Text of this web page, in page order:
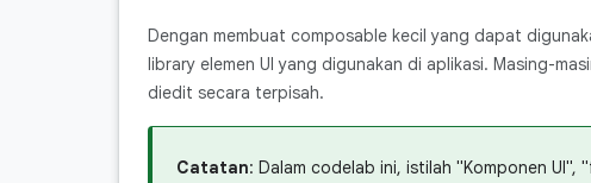
Dengan membuat composable kecil yang dapat
library elemen UI yang digunakan di aplikasi. Masing-
diedit secara terpisah.
Catatan: Dalam codelab ini, istilah "Komponen